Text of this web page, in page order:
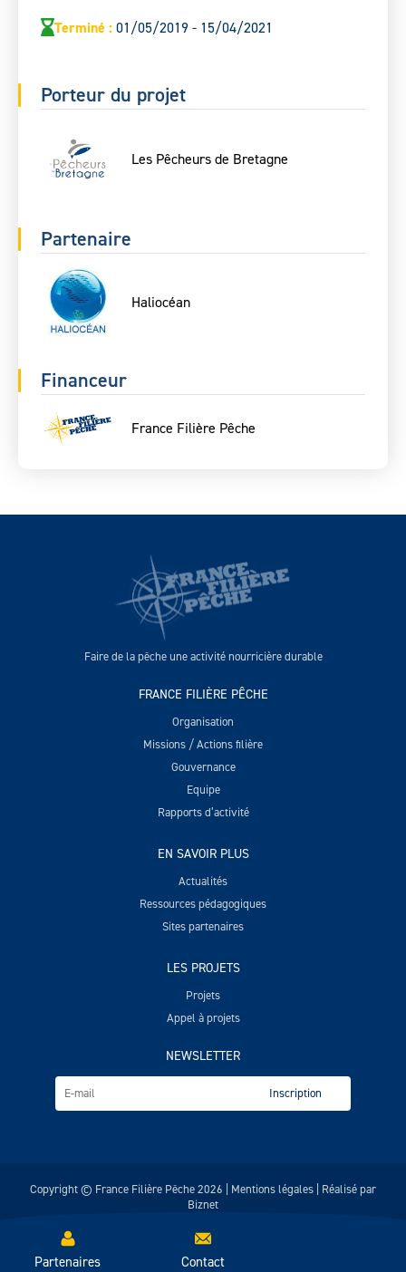
Partenaires Contact
Terminé :01/05/2019 - 15/04/2021
Porteur du projet
Les Pêcheurs de Bretagne
Partenaire
Haliocéan
Financeur
France Filière Pêche
Faire de la pêche une activité nourricière durable
FRANCE FILIÈRE PÊCHE
Organisation
Missions / Actions filière
Gouvernance
Equipe
Rapports d’activité
EN SAVOIR PLUS
Actualités
Ressources pédagogiques
Sites partenaires
LES PROJETS
Projets
Appel à projets
NEWSLETTER
Copyright © France Filière Pêche 2026 | Mentions légales | Réalisé par
Biznet